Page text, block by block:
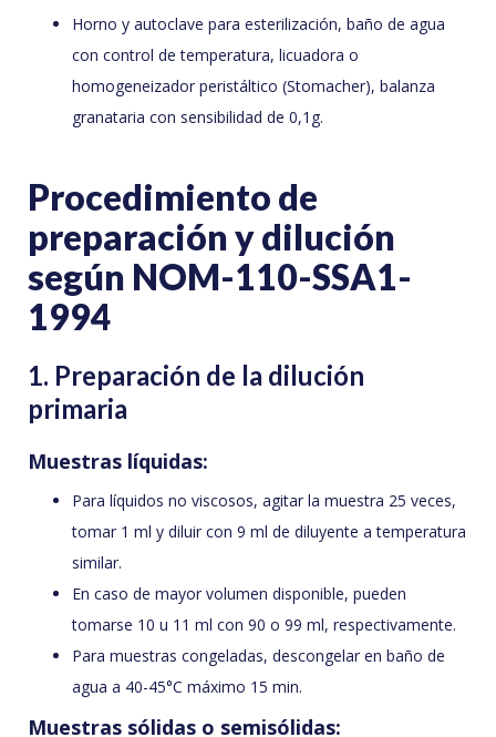
Horno y autoclave para esterilización, baño de agua
con control de temperatura, licuadora o
homogeneizador peristáltico (Stomacher), balanza
granataria con sensibilidad de 0,1g.
Procedimiento de
preparación y dilución
según NOM-110-SSA1-
1994
1. Preparación de la dilución
primaria
Muestras líquidas:
Para líquidos no viscosos, agitar la muestra 25 veces,
tomar 1 ml y diluir con 9 ml de diluyente a temperatura
similar.
En caso de mayor volumen disponible, pueden
tomarse 10 u 11 ml con 90 o 99 ml, respectivamente.
Para muestras congeladas, descongelar en baño de
agua a 40-45°C máximo 15 min.
Muestras sólidas o semisólidas: